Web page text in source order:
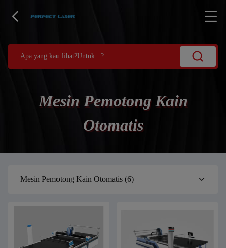
Mesin Pemotong Kain
Otomatis
Mesin Pemotong Kain Otomatis (6)